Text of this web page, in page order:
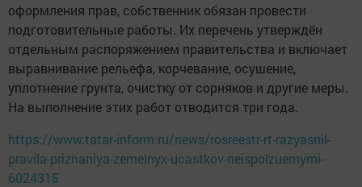
оформления прав, собственник обязан провести
подготовительные работы. Их перечень утверждён
отдельным распоряжением правительства и включает
выравнивание рельефа, корчевание, осушение,
уплотнение грунта, очистку от сорняков и другие меры.
На выполнение этих работ отводится три года.
https://www.tatar-inform.ru/news/rosreestr-rt-razyasnil-
pravila-priznaniya-zemelnyx-ucastkov-neispolzuemymi-
6024315